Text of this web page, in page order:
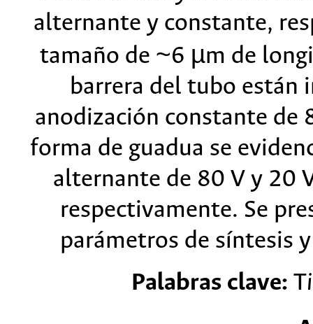
alternante y constante,
tamaño de ~6 µm de
barrera del tubo están
anodización constante de
forma de guadua se
alternante de 80 V y 20
respectivamente. Se
parámetros de síntesis
Palabras clave: Ti